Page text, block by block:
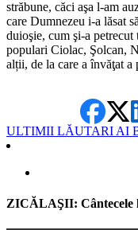
străbune, căci aşa l-am
care Dumnezeu i-a lăsat
duioşie, cum şi-a
populari Ciolac, Şolcan,
alții, de la care a învăţat a
ULTIMII LĂUTARI AI
ZICĂLAŞII: Cântecele